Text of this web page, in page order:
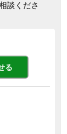
談くださ
る